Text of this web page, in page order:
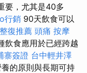
要，尤其是40多
行銷 90天飲食可以
整復推薦 頭痛 按摩
飲食應用於已經跨越
寨簽證 台中輕井澤
的原則與長期可持